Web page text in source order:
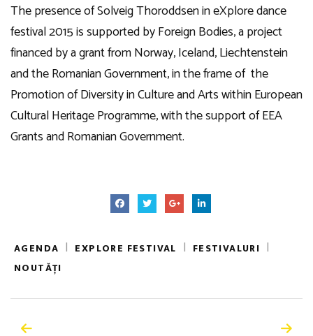
The presence of Solveig Thoroddsen in eXplore dance
festival 2015 is supported by Foreign Bodies, a project
financed by a grant from Norway, Iceland, Liechtenstein
and the Romanian Government, in the frame of the
Promotion of Diversity in Culture and Arts within European
Cultural Heritage Programme, with the support of EEA
Grants and Romanian Government.
AGENDA | EXPLORE FESTIVAL | FESTIVALURI |
NOUTĂȚI